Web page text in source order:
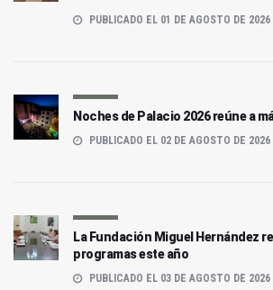
PUBLICADO EL 01 DE AGOSTO DE 2026
Noches de Palacio 2026 reúne a
PUBLICADO EL 02 DE AGOSTO DE 2026
La Fundación Miguel Hernández
programas este año
PUBLICADO EL 03 DE AGOSTO DE 2026